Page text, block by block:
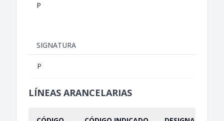
P
SIGNATURA
P
LÍNEAS ARANCELARIAS